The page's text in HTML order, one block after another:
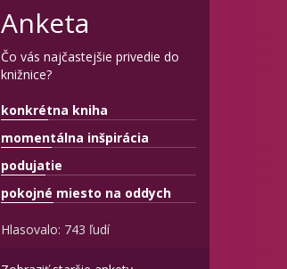
Anketa
Čo vás najčastejšie privedie do
knižnice?
konkrétna kniha
momentálna inšpirácia
podujatie
pokojné miesto na oddych
Hlasovalo: 743 ľudí